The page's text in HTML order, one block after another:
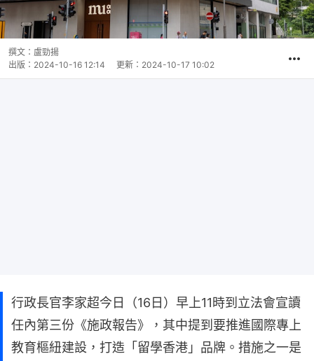
撰文： 盧勁揚
出版： 2024-10-16 12:14 更新： 2024-10-17 10:02
行政長官李家超今日（16日）早上11時到立法會宣讀
任內第三份《施政報告》，其中提到要推進國際專上
教育樞紐建設，打造「留學香港」品牌。措施之一是